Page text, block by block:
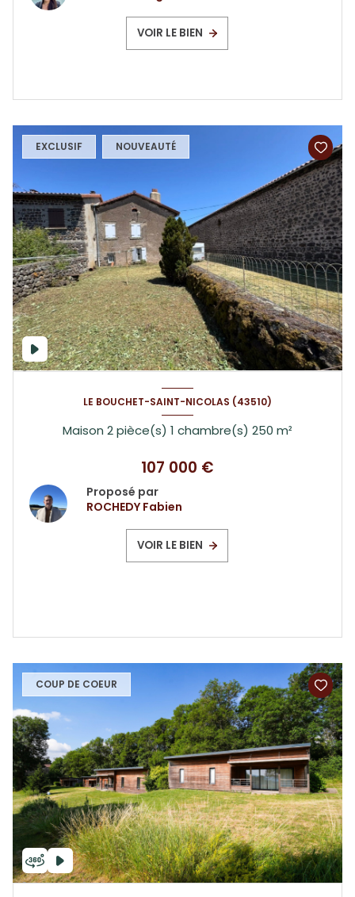
VOIR LE BIEN
EXCLUSIF NOUVEAUTÉ
LE BOUCHET-SAINT-NICOLAS (43510)
Maison 2 pièce(s) 1 chambre(s) 250 m²
107 000 €
Proposé par
ROCHEDY Fabien
VOIR LE BIEN
COUP DE COEUR